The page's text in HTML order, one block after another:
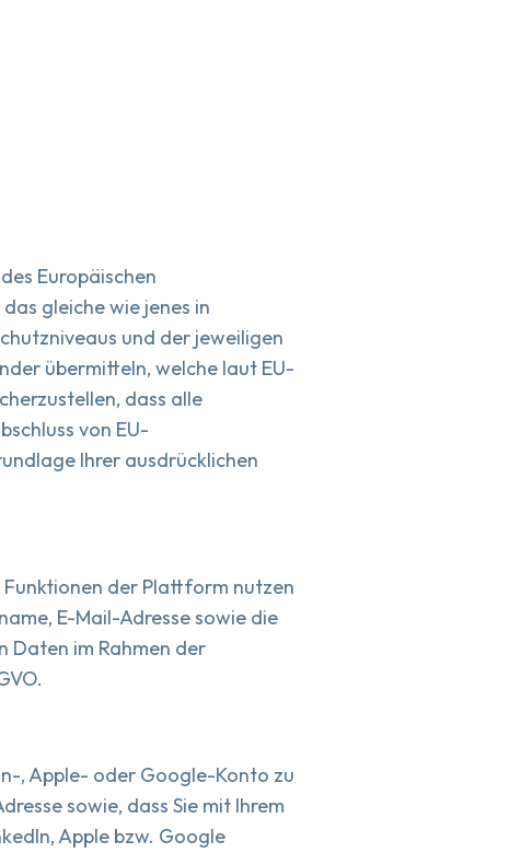
Europäischen
gleiche wie jenes in
und der jeweiligen
übermitteln, welche laut EU-
dass alle
von EU-
Ihrer ausdrücklichen
der Plattform nutzen
E-Mail-Adresse sowie die
Daten im Rahmen der
, Apple- oder Google-Konto zu
sowie, dass Sie mit Ihrem
Apple bzw. Google